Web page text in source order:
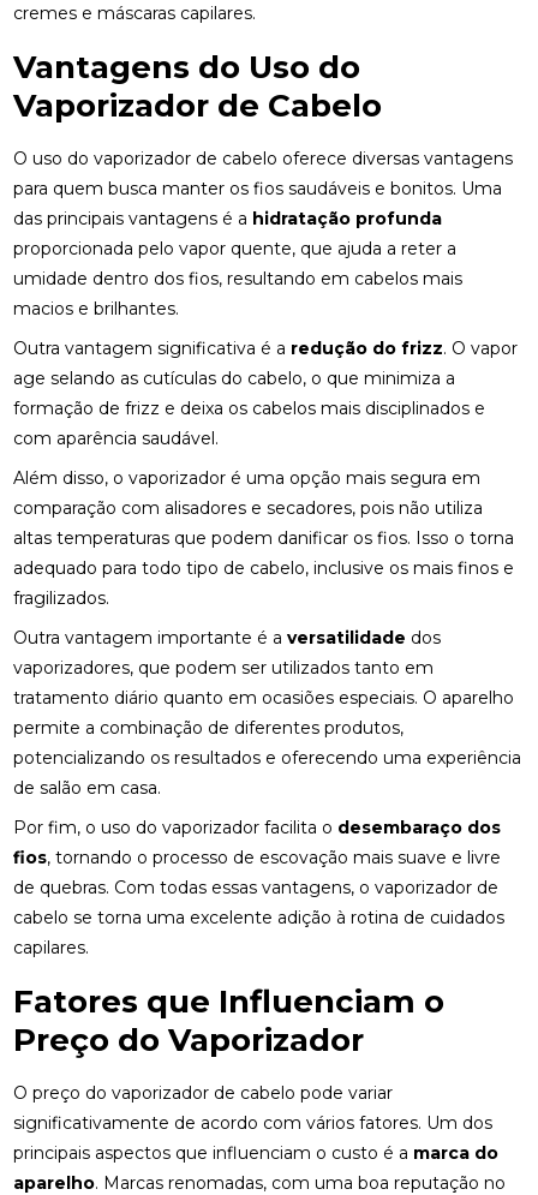
cremes e máscaras capilares.
Vantagens do Uso do
Vaporizador de Cabelo
O uso do vaporizador de cabelo oferece diversas vantagens
para quem busca manter os fios saudáveis e bonitos. Uma
das principais vantagens é a hidratação profunda
proporcionada pelo vapor quente, que ajuda a reter a
umidade dentro dos fios, resultando em cabelos mais
macios e brilhantes.
Outra vantagem significativa é a redução do frizz. O vapor
age selando as cutículas do cabelo, o que minimiza a
formação de frizz e deixa os cabelos mais disciplinados e
com aparência saudável.
Além disso, o vaporizador é uma opção mais segura em
comparação com alisadores e secadores, pois não utiliza
altas temperaturas que podem danificar os fios. Isso o torna
adequado para todo tipo de cabelo, inclusive os mais finos e
fragilizados.
Outra vantagem importante é aversatilidade dos
vaporizadores, que podem ser utilizados tanto em
tratamento diário quanto em ocasiões especiais. O aparelho
permite a combinação de diferentes produtos,
potencializando os resultados e oferecendo uma experiência
de salão em casa.
Por fim, o uso do vaporizador facilita o desembaraço dos
fios, tornando o processo de escovação mais suave e livre
de quebras. Com todas essas vantagens, o vaporizador de
cabelo se torna uma excelente adição à rotina de cuidados
capilares.
Fatores que Influenciam o
Preço do Vaporizador
O preço do vaporizador de cabelo pode variar
significativamente de acordo com vários fatores. Um dos
principais aspectos que influenciam o custo é a marca do
aparelho. Marcas renomadas, com uma boa reputação no